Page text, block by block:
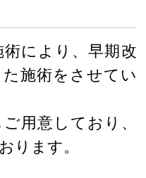
により、早期改
施術をさせてい
用意しており、
ります。